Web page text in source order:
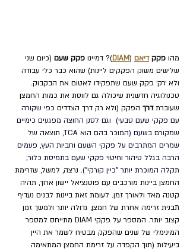
מהו פקק דיאם (
DIAM)? דמיינו פקק שעם (כיום שני
שלישים משוק הפקקים ליינות) שהוא כבר כלי עבודה
ולא ׳רק׳ פקק שעם שתפקידו לאטום את הבקבוק.
טכנולוגיה חדשנית שיכולה גם לווסת את כמות החמצן
שעוברת דרך הפקק (ולא רק דרך הצדדים כפי שקורה
עם פקקי שעם טבעי)  וגם לסנן החוצה מפגעים כימיים
שמקורם בשעם (המוכר בהם הוא TCA,
תוצאה של
שמרים המתרבים על פקקי השעם וחביות העץ, פעמים
הרבה בגלל טיהור וחיטוי פקקי שעם בתמיסת כלור;
תקלה המוכרת יותר "כיין קורקי"). נרצה, למשל, שזרימת
החמצן ביינות מורכבים עם פוטנציאל יישון ארוך, תהיה
קטנה מאד ולאורך זמן. לעומת זאת ביינות לבנים נעדיף
תבנית זרימה אחרת של חמצן, גדולה יותר ולמשך זמן
קצוב יותר. המספר על פקקי DIAM מתייחס למספר
המינימלי של שנים שהפקק מבטיח לשמר את היין
ביעילות (תוך הקפדה על זרימת החמצן המתאימה